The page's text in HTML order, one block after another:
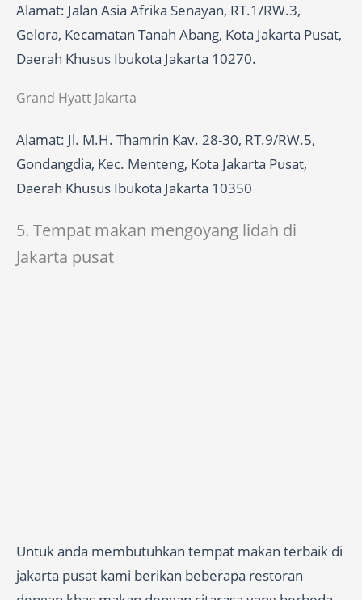
Alamat: Jalan Asia Afrika Senayan, RT.1/RW.3,
Gelora, Kecamatan Tanah Abang, Kota Jakarta Pusat,
Daerah Khusus Ibukota Jakarta 10270.
Grand Hyatt Jakarta
Alamat: Jl. M.H. Thamrin Kav. 28-30, RT.9/RW.5,
Gondangdia, Kec. Menteng, Kota Jakarta Pusat,
Daerah Khusus Ibukota Jakarta 10350
5. Tempat makan mengoyang lidah di
Jakarta pusat
Untuk anda membutuhkan tempat makan terbaik di
jakarta pusat kami berikan beberapa restoran